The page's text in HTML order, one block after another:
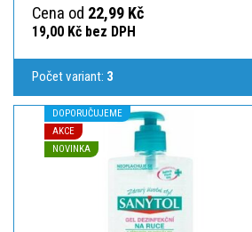
Cena od 22,99 Kč
19,00 Kč bez DPH
Počet variant: 3
DOPORUČUJEME
AKCE
NOVINKA